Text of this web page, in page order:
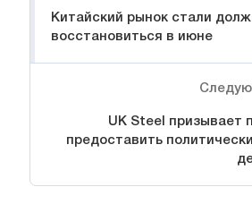
Китайский рынок стали
восстановиться в июне
UK Steel призывает
предоставить